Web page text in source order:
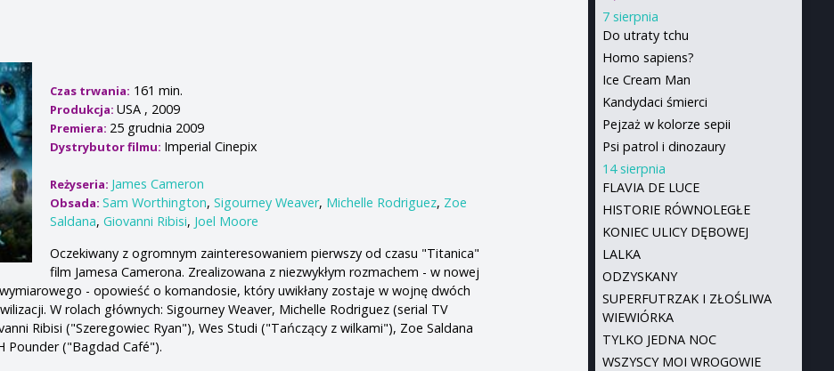
Czas trwania: 161 min.
Produkcja:USA , 2009
Premiera: 25 grudnia 2009
Dystrybutor filmu: Imperial Cinepix
Reżyseria: James Cameron
Obsada:Sam Worthington,Sigourney Weaver, Michelle Rodriguez, Zoe
Saldana,Giovanni Ribisi, Joel Moore
Oczekiwany z ogromnym zainteresowaniem pierwszy od czasu "Titanica"
film Jamesa Camerona. Zrealizowana z niezwykłym rozmachem - w nowej
- opowieść o komandosie, który uwikłany zostaje w wojnę dwóch
W rolach głównych: Sigourney Weaver, Michelle Rodriguez (serial TV
Ribisi ("Szeregowiec Ryan"), Wes Studi ("Tańczący z wilkami"), Zoe Saldana
Pounder ("Bagdad Café").
7 sierpnia
Do utraty tchu
Homo sapiens?
Ice Cream Man
Kandydaci śmierci
Pejzaż w kolorze sepii
Psi patrol i dinozaury
14 sierpnia
FLAVIA DE LUCE
HISTORIE RÓWNOLEGŁE
KONIEC ULICY DĘBOWEJ
LALKA
ODZYSKANY
SUPERFUTRZAK I ZŁOŚLIWA
WIEWIÓRKA
TYLKO JEDNA NOC
WSZYSCY MOI WROGOWIE